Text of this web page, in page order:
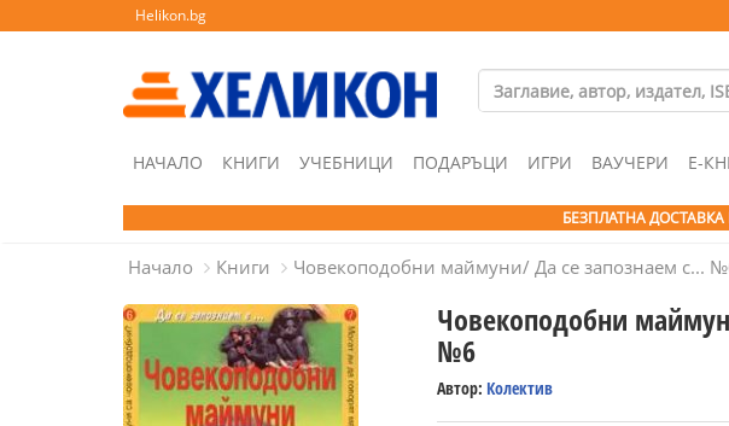
Helikon.bg
НАЧАЛО КНИГИ УЧЕБНИЦИ ПОДАРЪЦИ ИГРИ ВАУЧЕРИ Е-
БЕЗПЛАТНА
Начало Книги Човекоподобни маймуни/ Да се запознаем с...
Човекоподобни
№6
Автор: Колектив